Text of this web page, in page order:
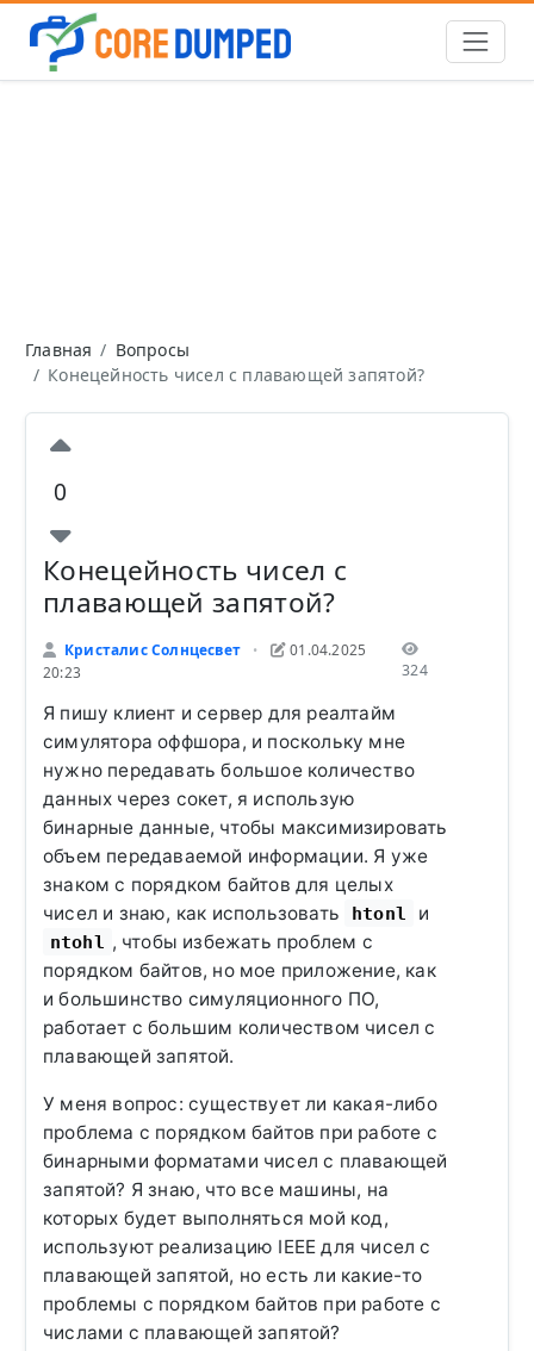
Главная
Вопросы
Конецейность чисел с плавающей запятой?
0
Конецейность чисел с
плавающей запятой?
Кристалис Солнцесвет •
01.04.2025
20:23
324
Я пишу клиент и сервер для реалтайм
симулятора оффшора, и поскольку мне
нужно передавать большое количество
данных через сокет, я использую
бинарные данные, чтобы максимизировать
объем передаваемой информации. Я уже
знаком с порядком байтов для целых
чисел и знаю, как использовать
htonl и
ntohl , чтобы избежать проблем с
порядком байтов, но мое приложение, как
и большинство симуляционного ПО,
работает с большим количеством чисел с
плавающей запятой.
У меня вопрос: существует ли какая-либо
проблема с порядком байтов при работе с
бинарными форматами чисел с плавающей
запятой? Я знаю, что все машины, на
которых будет выполняться мой код,
используют реализацию IEEE для чисел с
плавающей запятой, но есть ли какие-то
проблемы с порядком байтов при работе с
числами с плавающей запятой?